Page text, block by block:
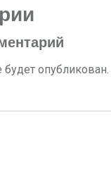
опубликован.